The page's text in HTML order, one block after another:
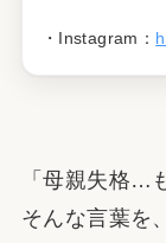
・Instagram：
「母親失格…
そんな言葉を